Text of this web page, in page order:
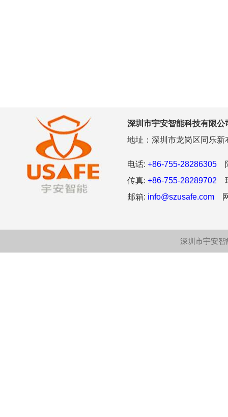
深圳市宇安智能科技有限公
地址：深圳市龙岗区同乐
电话: +86-755-28286305
传真: +86-755-28289702
邮箱: info@szusafe.com
深圳市宇安